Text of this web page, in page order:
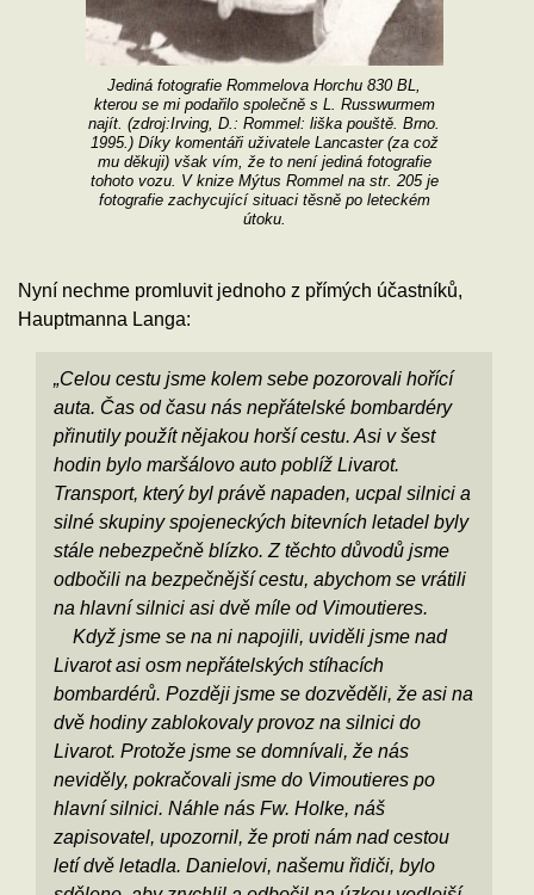
Jediná fotografie Rommelova Horchu 830 BL,
kterou se mi podařilo společně s L. Russwurmem
najít. (zdroj:Irving, D.: Rommel: liška pouště. Brno.
1995.) Díky komentáři uživatele Lancaster (za což
mu děkuji) však vím, že to není jediná fotografie
tohoto vozu. V knize Mýtus Rommel na str. 205 je
fotografie zachycující situaci těsně po leteckém
útoku.
Nyní nechme promluvit jednoho z přímých účastníků,
Hauptmanna Langa:
„Celou cestu jsme kolem sebe pozorovali hořící
auta. Čas od času nás nepřátelské bombardéry
přinutily použít nějakou horší cestu. Asi v šest
hodin bylo maršálovo auto poblíž Livarot.
Transport, který byl právě napaden, ucpal silnici a
silné skupiny spojeneckých bitevních letadel byly
stále nebezpečně blízko. Z těchto důvodů jsme
odbočili na bezpečnější cestu, abychom se vrátili
na hlavní silnici asi dvě míle od Vimoutieres.
Když jsme se na ni napojili, uviděli jsme nad
Livarot asi osm nepřátelských stíhacích
bombardérů. Později jsme se dozvěděli, že asi na
dvě hodiny zablokovaly provoz na silnici do
Livarot. Protože jsme se domnívali, že nás
neviděly, pokračovali jsme do Vimoutieres po
hlavní silnici. Náhle nás Fw. Holke, náš
zapisovatel, upozornil, že proti nám nad cestou
letí dvě letadla. Danielovi, našemu řidiči, bylo